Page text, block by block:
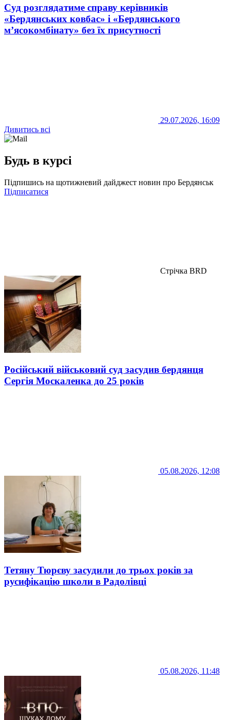
Суд розглядатиме справу керівників
«Бердянських ковбас» і «Бердянського
м’ясокомбінату» без їх присутності
29.07.2026, 16:09
Дивитись всі
Будь в курсі
Підпишись на щотижневий дайджест новин про Бердянськ
Підписатися
Стрічка BRD
Російський військовий суд засудив бердянця
Сергія Москаленка до 25 років
05.08.2026, 12:08
Тетяну Тюрєву засудили до трьох років за
русифікацію школи в Радолівці
05.08.2026, 11:48